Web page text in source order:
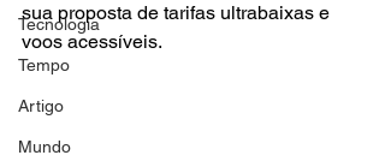
Tecnologia
Tempo
Artigo
Mundo
sua proposta de tarifas ultrabaixas e
voos acessíveis.